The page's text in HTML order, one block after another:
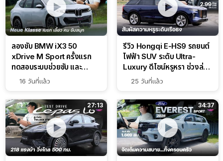
ลองขับ BMW iX3 50
xDrive M Sport ครั้งแรก
ทดสอบระบบช่วยขับ และ
Performance แบบจัดเต็มใน
16 วันที่แล้ว
รีวิว Hongqi E-HS9 รถยนต์
ไฟฟ้า SUV ระดับ Ultra-
Luxury ดีไซน์หรูหรา ช่วงล่าง
CDC นุ่มหนึบเหนือระดับ
25 วันที่แล้ว
27:13 34:37